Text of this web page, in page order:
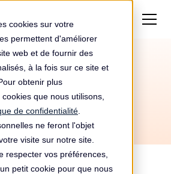
cookies sur votre
permettent d'améliorer
web et de fournir des
à la fois sur ce site et
obtenir plus
que nous utilisons,
de confidentialité
ne feront l'objet
visite sur notre site.
respecter vos préférences,
petit cookie pour que nous